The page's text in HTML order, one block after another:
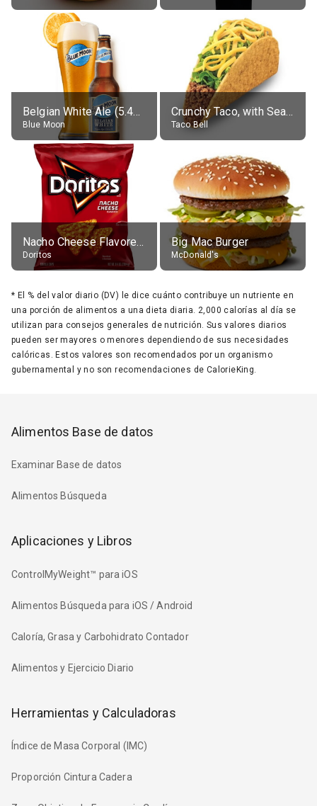
Belgian White Ale (5.4% alc.)
Blue Moon
Crunchy Taco, with Seasoned Beef
Taco Bell
Nacho Cheese Flavored Tortilla Chips
Doritos
Big Mac Burger
McDonald's
* El % del valor diario (DV) le dice cuánto contribuye un nutriente en
una porción de alimentos a una dieta diaria. 2,000 calorías al día se
utilizan para consejos generales de nutrición. Sus valores diarios
pueden ser mayores o menores dependiendo de sus necesidades
calóricas. Estos valores son recomendados por un organismo
gubernamental y no son recomendaciones de CalorieKing.
Alimentos Base de datos
Examinar Base de datos
Alimentos Búsqueda
Aplicaciones y Libros
ControlMyWeight™ para iOS
Alimentos Búsqueda para iOS / Android
Caloría, Grasa y Carbohidrato Contador
Alimentos y Ejercicio Diario
Herramientas y Calculadoras
Índice de Masa Corporal (IMC)
Proporción Cintura Cadera